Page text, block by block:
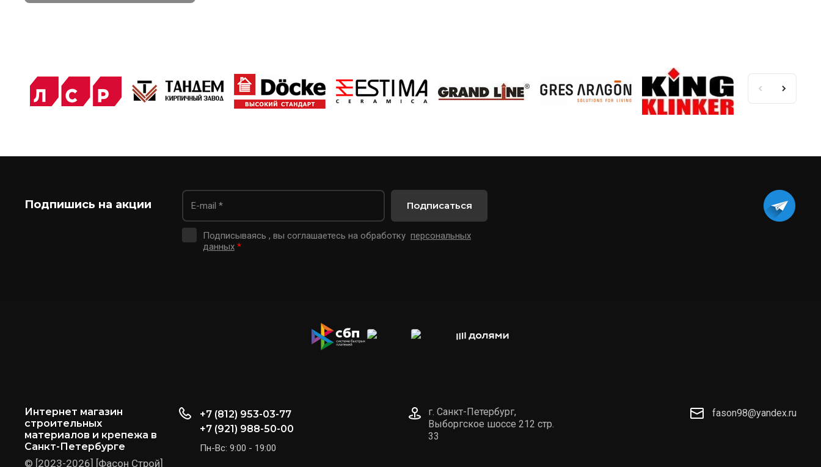
Подпишись на акции
Подписываясь , вы соглашаетесь на обработку персональных
данных *
Подписаться
Интернет магазин
строительных
материалов и крепежа в
Санкт-Петербурге
© [2023-2026] [Фасон Строй]
+7 (812) 953-03-77
+7 (921) 988-50-00
Пн-Вс: 9:00 - 19:00
г. Санкт-Петербург,
Выборгское шоссе 212 стр.
33
fason98@yandex.ru